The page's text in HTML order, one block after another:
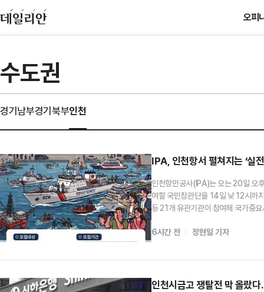
오피
수도권
경기남부경기북부인천
IPA, 인천항서 펼쳐지는 ‘실
인천항만공사(IPA)는 오는 20일 오
여할 국민참관단을 14일 낮 12시까
등 21개 유관기관이 참여해 국가중
행된다.참관 신청은 대한민국 국민
6시간 전 장현일 기자
인천시금고 쟁탈전 막 올랐